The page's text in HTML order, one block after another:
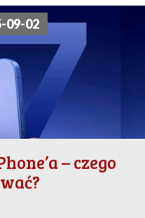
09-02
– czego